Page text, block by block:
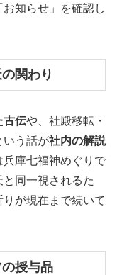
知らせ」を確認し
関わり
古伝や、社殿移転・
いう話が社内の解説
庫七福神めぐりで
同一視されるた
が現在まで続いて
授与品